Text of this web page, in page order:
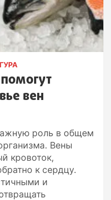
вен
роль в общем
Вены
кровоток,
к сердцу.
и